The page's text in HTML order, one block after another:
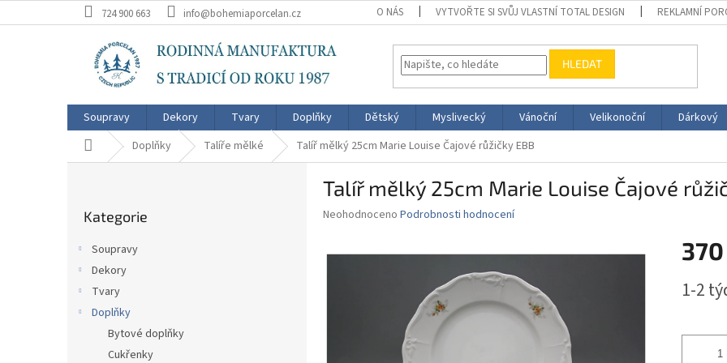
na
724 900 663 info@bohemiaporcelan.cz O NÁS VYTVOŘTE SI SVŮJ VLASTNÍ TOTAL DESIGN REKLAMNÍ
HLEDAT
Soupravy Dekory Tvary Doplňky Dětský Myslivecký Vánoční Velikonoční Dárkový
Domů Doplňky Talíře mělké Talíř mělký 25cm Marie Louise Čajové růžičky EBB
kategorie
Kategorie
Soupravy
Dekory
Tvary
Doplňky
Bytové doplňky
Cukřenky
Talíř mělký 25cm Marie Louise Čajové
Průměrné
Neohodnoceno Podrobnosti hodnocení
cena:
1-2